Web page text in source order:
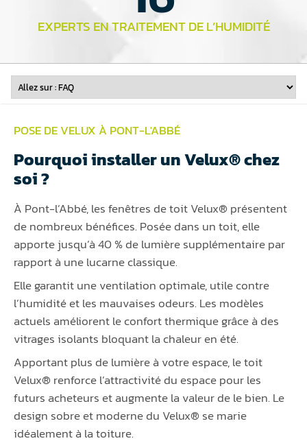
EXPERTS EN TRAITEMENT DE L’HUMIDITÉ
POSE DE VELUX À PONT-L'ABBÉ
Pourquoi installer un Velux® chez
soi ?
À Pont-l’Abbé, les fenêtres de toit Velux® présentent
de nombreux bénéfices. Posée dans un toit, elle
apporte jusqu’à 40 % de lumière supplémentaire par
rapport à une lucarne classique.
Elle garantit une ventilation optimale, utile contre
l’humidité et les mauvaises odeurs. Les modèles
actuels améliorent le confort thermique grâce à des
vitrages isolants bloquant la chaleur en été.
Apportant plus de lumière à votre espace, le toit
Velux® renforce l’attractivité du espace pour les
futurs acheteurs et augmente la valeur de le bien. Le
design sobre et moderne du Velux® se marie
idéalement à la toiture.